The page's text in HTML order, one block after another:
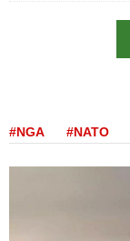
#NGA #NATO